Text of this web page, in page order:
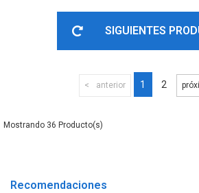
SIGUIENTES
anterior 1 2
36
Recomendaciones